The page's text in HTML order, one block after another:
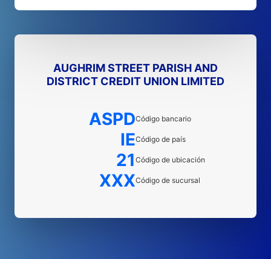
AUGHRIM STREET PARISH AND
DISTRICT CREDIT UNION LIMITED
ASPDCódigo bancario
IECódigo de país
21 Código de ubicación
XXXCódigo de sucursal